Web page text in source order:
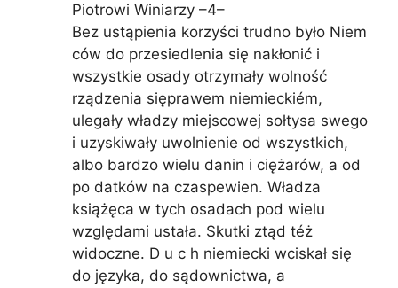
Piotrowi Winiarzy –4–
Bez ustąpienia korzyści trudno było Niem
ców do przesiedlenia się nakłonić i
wszystkie osady otrzymały wolność
rządzenia sięprawem niemieckiém,
ulegały władzy miejscowej sołtysa swego
i uzyskiwały uwolnienie od wszystkich,
albo bardzo wielu danin i ciężarów, a od
po datków na czaspewien. Władza
książęca w tych osadach pod wielu
względami ustała. Skutki ztąd téż
widoczne. D u c h niemiecki wciskał się
do języka, do sądownictwa, a